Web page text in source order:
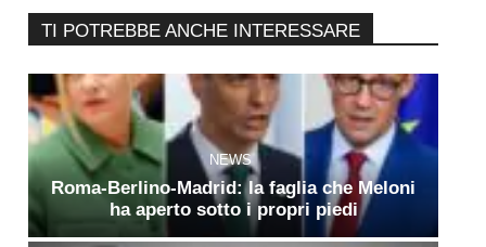
TI POTREBBE ANCHE INTERESSARE
NEWS
Roma-Berlino-Madrid: la faglia che Meloni
ha aperto sotto i propri piedi